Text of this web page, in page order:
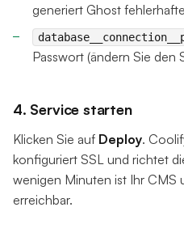
generiert Ghost
Passwort (ändern Sie den
4. Service starten
Klicken Sie auf Deploy.
konfiguriert SSL und richtet
wenigen Minuten ist Ihr CMS
erreichbar.